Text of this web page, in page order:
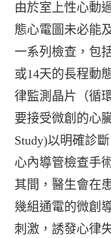
由於室上性心動
態心電圖未必能
一系列檢查，包
或14天的長程動
律監測晶片（循
要接受微創的心
Study)以明確診
心內導管檢查手
其間，醫生會在
幾組通電的微創
刺激，誘發心律